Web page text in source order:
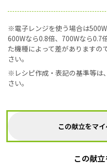
※電子レンジを使う場合は
600Wなら0.8倍、700Wなら0.7
た機種によって差がありますの
さい。
※レシピ作成・表記の基準等は、
さい。
この献立をマ
この献